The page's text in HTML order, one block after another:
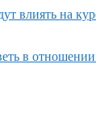
влиять на
в